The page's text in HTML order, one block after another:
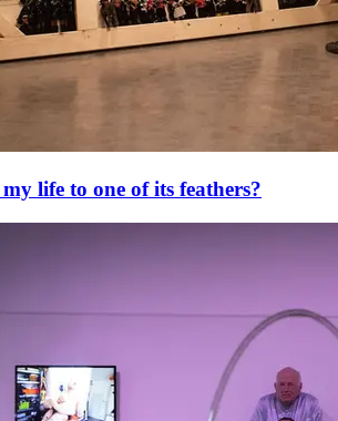
life to one of its feathers?